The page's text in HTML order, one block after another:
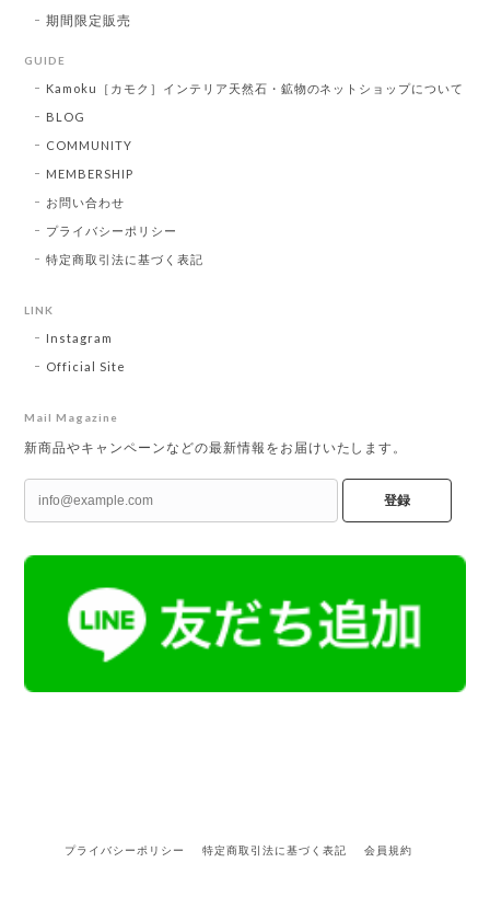
期間限定販売
GUIDE
Kamoku［カモク］インテリア天然石・鉱物のネットショップについて
BLOG
COMMUNITY
MEMBERSHIP
お問い合わせ
プライバシーポリシー
特定商取引法に基づく表記
LINK
Instagram
Official Site
Mail Magazine
新商品やキャンペーンなどの最新情報をお届けいたします。
登録
プライバシーポリシー 特定商取引法に基づく表記 会員規約